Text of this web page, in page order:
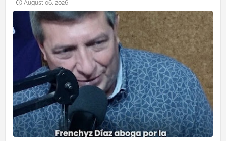
August 06, 2026